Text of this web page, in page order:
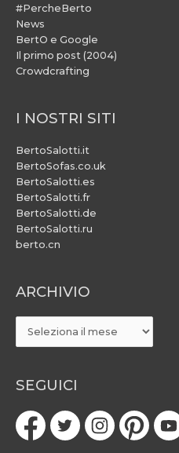
#PercheBerto
News
BertO e Google
Il primo post (2004)
Crowdcrafting
I NOSTRI SITI
BertoSalotti.it
BertoSofas.co.uk
BertoSalotti.es
BertoSalotti.fr
BertoSalotti.de
BertoSalotti.ru
berto.cn
ARCHIVIO
ARCHIVIO
SEGUICI